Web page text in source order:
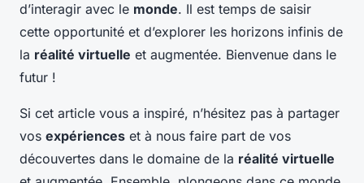
d’interagir avec le monde. Il est temps de saisir
cette opportunité et d’explorer les horizons infinis de
la réalité virtuelle et augmentée. Bienvenue dans le
futur !
Si cet article vous a inspiré, n’hésitez pas à partager
vos expériences et à nous faire part de vos
découvertes dans le domaine de la réalité virtuelle